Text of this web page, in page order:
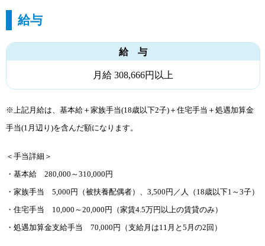
給与
給 与
月給 308,666円以上
※上記月給は、基本給＋家族手当(18歳以下2子)＋住宅手当＋処遇加算金
手当(1月辺り)を含んだ額になります。
＜手当詳細＞
・基本給 280,000～310,000円
・家族手当 5,000円（被扶養配偶者）、3,500円／人（18歳以下1～3子）
・住宅手当 10,000～20,000円（家賃4.5万円以上の賃貸のみ）
・処遇加算金支給手当 70,000円（支給月は11月と5月の2回）